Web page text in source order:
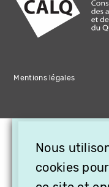
Mentions légales
Nous
cookies